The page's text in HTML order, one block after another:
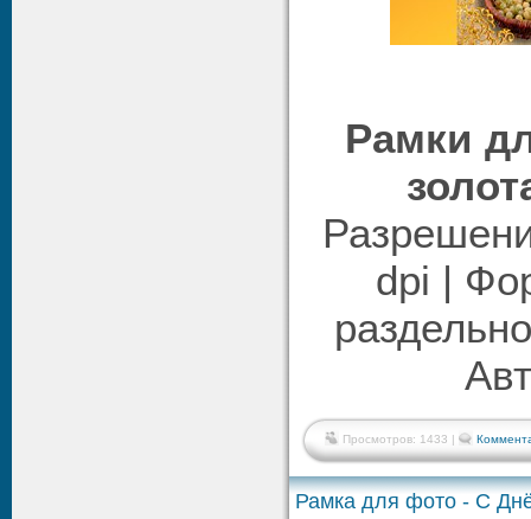
Рамки
dpi |
Просмотров: 1433 |
Рамка для фото - С